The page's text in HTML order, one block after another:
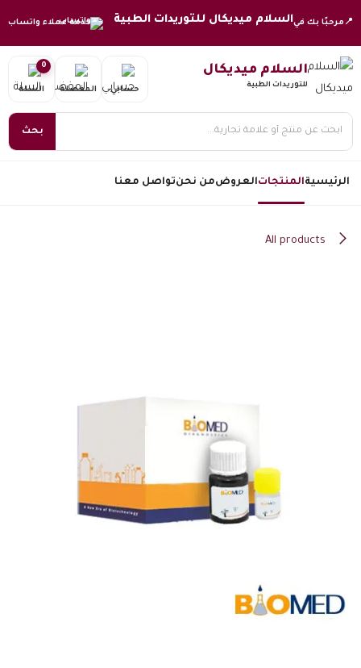
📍 مرحبًا بك فيالسلام ميديكال للتوريدات الطبية خدمة عملاء واتساب
السلام ميديكال
للتوريدات الطبية
بحث
حسابي المفضلة
0
السلة
الرئيسيةالمنتجاتالعروضمن نحنتواصل معنا
All products